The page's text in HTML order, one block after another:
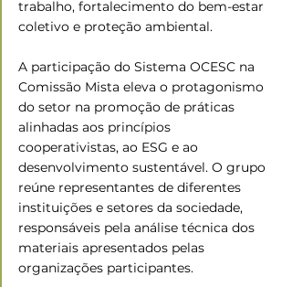
trabalho, fortalecimento do bem-estar
coletivo e proteção ambiental.
A participação do Sistema OCESC na
Comissão Mista eleva o protagonismo
do setor na promoção de práticas
alinhadas aos princípios
cooperativistas, ao ESG e ao
desenvolvimento sustentável. O grupo
reúne representantes de diferentes
instituições e setores da sociedade,
responsáveis pela análise técnica dos
materiais apresentados pelas
organizações participantes.